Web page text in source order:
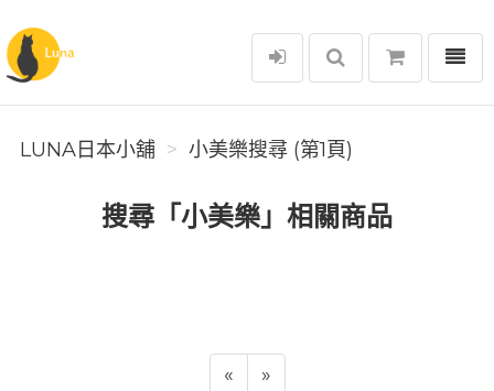
Luna日本小舖
選單
LUNA日本小舖 小美樂搜尋 (第1頁)
搜尋「小美樂」相關商品
« »